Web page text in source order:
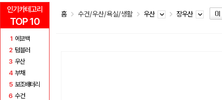
인기카테고리
TOP 10
1 에코백
2 텀블러
3 우산
4 부채
5 보조배터리
6 수건
홈 수건/우산/욕실/생활 우산 장우산